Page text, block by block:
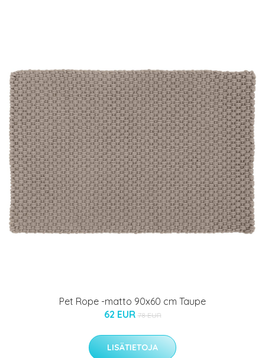
Pet Rope -matto 90x60 cm Taupe
62 EUR 78 EUR
LISÄTIETOJA